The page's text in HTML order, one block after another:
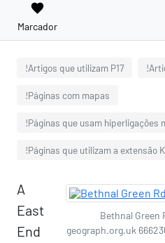
favorite
Marcador
!Artigos que utilizam P17
!Páginas com mapas
!Páginas que usam hiperligações
!Páginas que utilizam a extensão
Bethnal Green
geograph.org.uk
A
East
End